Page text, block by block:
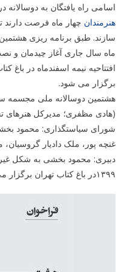
اسامی راه یافتگان به دوسالانه در تاریخ ۲۰ آبان ۱۳۹۸
هنرمندان چهار ماه فرصت دارند
ماه سال جاری آغاز چیدمان و
افتتاحیه نیمه اسفندماه در
برگزار می شود.
هشتمین دوسالانه ملی مجسمه
(هادی مظفری؛ مدیرکل هنرهای
شورای سیاستگذاری: محمود
غنچه پور، ملک دادیار
۱۳۹۹در باغ کتاب تهران برگزار می شود.